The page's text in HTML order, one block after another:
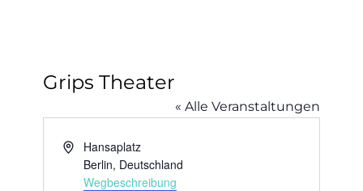
Grips Theater
« Alle Veranstaltungen
AdresseHansaplatz
Berlin, Deutschland
Wegbeschreibung